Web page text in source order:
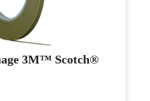
3M™ Scotch®